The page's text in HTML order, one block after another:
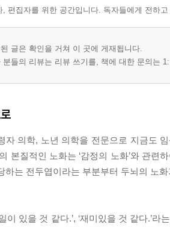
전달로 기억력을 향상시킨다 · 155
극하는 도박 vs. 뇌를 의존하게 만드는 도
혹하는 뇌는 나이를 먹지 않는다
왜 늙지 않을까? · 169
는 사람이 건강하게 장수하는 이유 · 170
에 요구되는 전두엽 교육 · 172
생활하다가 쉽게 떠나는 이상적 노후의
부터 소외당하지 않는 삶 · 181
, 편집자를 위한 공간입니다. 독자들에게 전하
글은 확인을 거쳐 이 곳에 게재됩니다.
분들의 리뷰는 리뷰 쓰기를, 책에 대한 문의는
자 의학, 노년 의학을 전문으로 지금도
본질적인 노화는 ‘감정의 노화’와 관
하는 전두엽이라는 부분부터 두뇌의 노
이 있을 것 같다.’, ‘재미있을 것 같다.’